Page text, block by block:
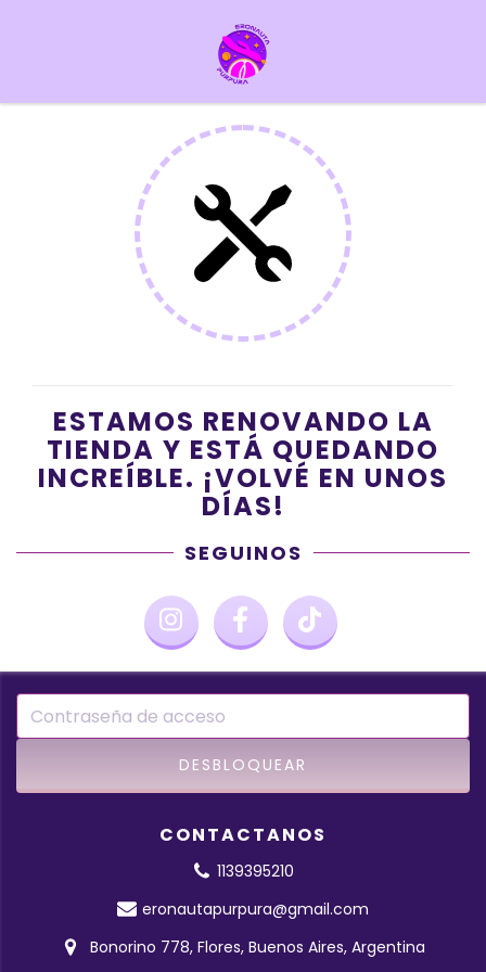
ESTAMOS RENOVANDO LA
TIENDA Y ESTÁ QUEDANDO
INCREÍBLE. ¡VOLVÉ EN UNOS
DÍAS!
SEGUINOS
CONTACTANOS
1139395210
eronautapurpura@gmail.com
Bonorino 778, Flores, Buenos Aires, Argentina